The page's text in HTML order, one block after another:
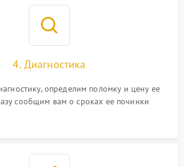
4. Диагностика
определим поломку и цену ее
сообщим вам о сроках ее починки